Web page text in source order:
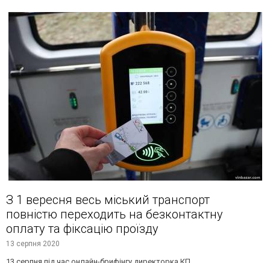
З 1 вересня весь міський транспорт
повністю переходить на безконтактну
оплату та фіксацію проїзду
13 серпня 2020